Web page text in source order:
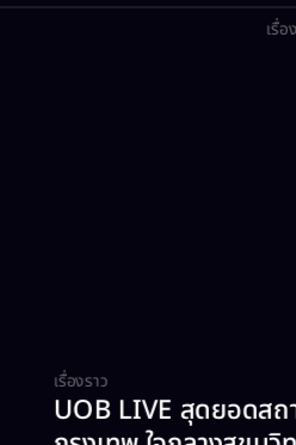
เรื่อ
เรื่องราว
UOB LIVE สุดยอดส